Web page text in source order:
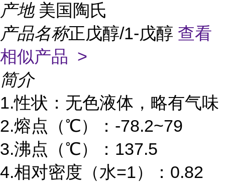
产地 美国陶氏
产品名称正戊醇/1-戊醇 查看
相似产品 >
简介
1.性状：无色液体，略有气味
2.熔点（℃）：-78.2~79
3.沸点（℃）：137.5
4.相对密度（水=1）：0.82